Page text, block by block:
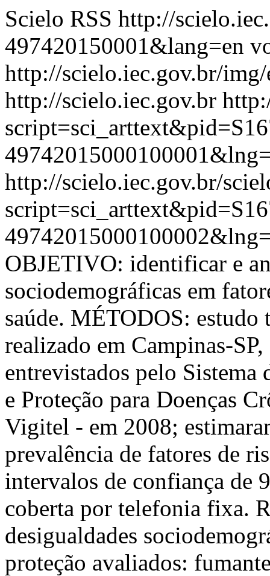
Scielo RSS http://
497420150001&lang=en
http://scielo.iec.gov.br/
http://scielo.iec.gov.br
http://scielo.iec.gov.br/
OBJETIVO: identificar e
sociodemográficas em
saúde. MÉTODOS: estudo
realizado em Campinas-
entrevistados pelo Sistema
e Proteção para Doenças
Vigitel - em 2008;
prevalência de fatores de
intervalos de confiança de
coberta por telefonia fixa.
desigualdades
proteção avaliados: